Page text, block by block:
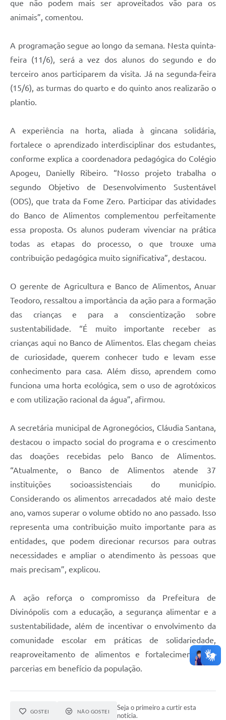
que não podem mais ser aproveitados vão para os
animais”, comentou.
A programação segue ao longo da semana. Nesta quinta-
feira (11/6), será a vez dos alunos do segundo e do
terceiro anos participarem da visita. Já na segunda-feira
(15/6), as turmas do quarto e do quinto anos realizarão o
plantio.
A experiência na horta, aliada à gincana solidária,
fortalece o aprendizado interdisciplinar dos estudantes,
conforme explica a coordenadora pedagógica do Colégio
Apogeu, Danielly Ribeiro. “Nosso projeto trabalha o
segundo Objetivo de Desenvolvimento Sustentável
(ODS), que trata da Fome Zero. Participar das atividades
do Banco de Alimentos complementou perfeitamente
essa proposta. Os alunos puderam vivenciar na prática
todas as etapas do processo, o que trouxe uma
contribuição pedagógica muito significativa”, destacou.
O gerente de Agricultura e Banco de Alimentos, Anuar
Teodoro, ressaltou a importância da ação para a formação
das crianças e para a conscientização sobre
sustentabilidade. “É muito importante receber as
crianças aqui no Banco de Alimentos. Elas chegam cheias
de curiosidade, querem conhecer tudo e levam esse
conhecimento para casa. Além disso, aprendem como
funciona uma horta ecológica, sem o uso de agrotóxicos
e com utilização racional da água”, afirmou.
A secretária municipal de Agronegócios, Cláudia Santana,
destacou o impacto social do programa e o crescimento
das doações recebidas pelo Banco de Alimentos.
“Atualmente, o Banco de Alimentos atende 37
instituições socioassistenciais do município.
Considerando os alimentos arrecadados até maio deste
ano, vamos superar o volume obtido no ano passado. Isso
representa uma contribuição muito importante para as
entidades, que podem direcionar recursos para outras
necessidades e ampliar o atendimento às pessoas que
mais precisam”, explicou.
A ação reforça o compromisso da Prefeitura de
Divinópolis com a educação, a segurança alimentar e a
sustentabilidade, além de incentivar o envolvimento da
comunidade escolar em práticas de solidariedade,
reaproveitamento de alimentos e fortalecimento das
parcerias em benefício da população.
GOSTEI NÃO GOSTEI
Seja o primeiro a curtir esta
notícia.